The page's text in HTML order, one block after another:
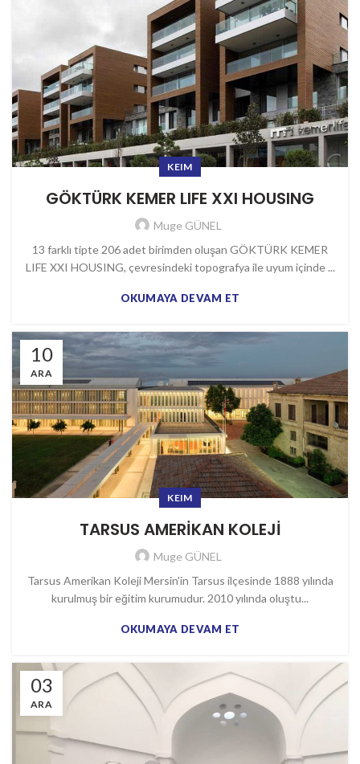
KEIM
GÖKTÜRK KEMER LIFE XXI HOUSING
Muge GÜNEL
13 farklı tipte 206 adet birimden oluşan GÖKTÜRK KEMER
LIFE XXI HOUSING, çevresindeki topografya ile uyum içinde ...
OKUMAYA DEVAM ET
10
ARA
KEIM
TARSUS AMERİKAN KOLEJİ
Muge GÜNEL
Tarsus Amerikan Koleji Mersin'in Tarsus ilçesinde 1888 yılında
kurulmuş bir eğitim kurumudur. 2010 yılında oluştu...
OKUMAYA DEVAM ET
03
ARA